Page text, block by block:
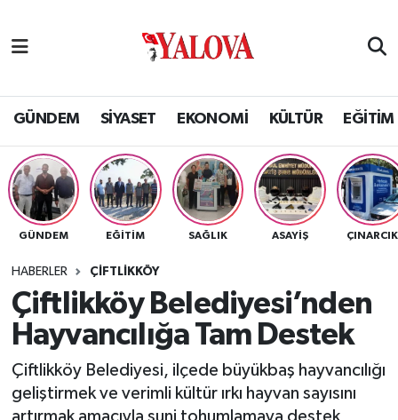
GÜNDEM SİYASET EKONOMİ KÜLTÜR EĞİTİM
GÜNDEM EĞİTİM SAĞLIK ASAYİŞ ÇINARCIK
HABERLER ÇİFTLİKKÖY
Çiftlikköy Belediyesi’nden
Hayvancılığa Tam Destek
Çiftlikköy Belediyesi, ilçede büyükbaş hayvancılığı
geliştirmek ve verimli kültür ırkı hayvan sayısını
artırmak amacıyla suni tohumlamaya destek
SİYASET
EKONOMİ
KÜLTÜR
BİLİM VE TEKNOLOJİ
ASAYİŞ
SAĞLIK
Yalova Nöbetçi Eczaneler
Yalova Hava Durumu
Yalova Namaz Vakitleri
Yalova Trafik Yoğunluk Haritası
Tüm Manşetler
Son Dakika Haberleri
Haber Arşivi